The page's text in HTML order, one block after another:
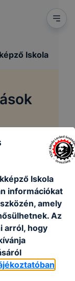
Iskola
Iskola
információkat
amely
Az
arról, hogy